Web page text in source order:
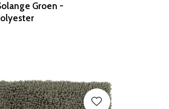
Groen -